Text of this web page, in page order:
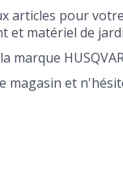
articles pour
et matériel de
marque
magasin et